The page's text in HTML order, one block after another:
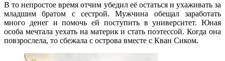
В то непростое время отчим убедил её остаться и ухаживать за
младшим братом с сестрой. Мужчина обещал заработать
много денег и помочь ей поступить в университет. Юная
особа мечтала уехать на материк и стать поэтессой. Когда она
повзрослела, то сбежала с острова вместе с Кван Сиком.